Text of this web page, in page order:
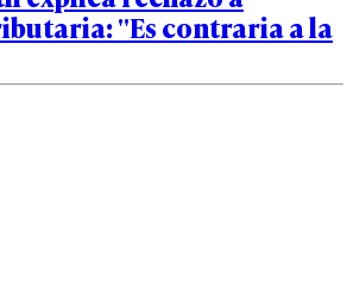
"Es contraria a la